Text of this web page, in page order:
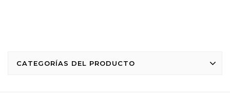
CATEGORÍAS DEL PRODUCTO